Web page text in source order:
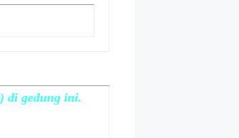
di gedung ini.